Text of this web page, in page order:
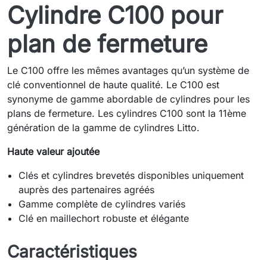
Cylindre C100 pour
plan de fermeture
Le C100 offre les mêmes avantages qu’un système de
clé conventionnel de haute qualité. Le C100 est
synonyme de gamme abordable de cylindres pour les
plans de fermeture. Les cylindres C100 sont la 11ème
génération de la gamme de cylindres Litto.
Haute valeur ajoutée
Clés et cylindres brevetés disponibles uniquement
auprès des partenaires agréés
Gamme complète de cylindres variés
Clé en maillechort robuste et élégante
Caractéristiques